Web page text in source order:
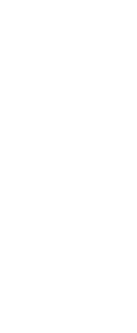
100 gr